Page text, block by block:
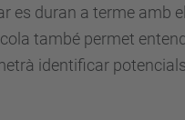
es duran a terme amb
també permet
identificar